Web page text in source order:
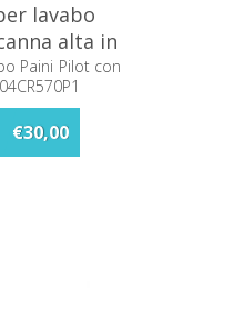
lavabo
alta in
Paini Pilot con
€30,00